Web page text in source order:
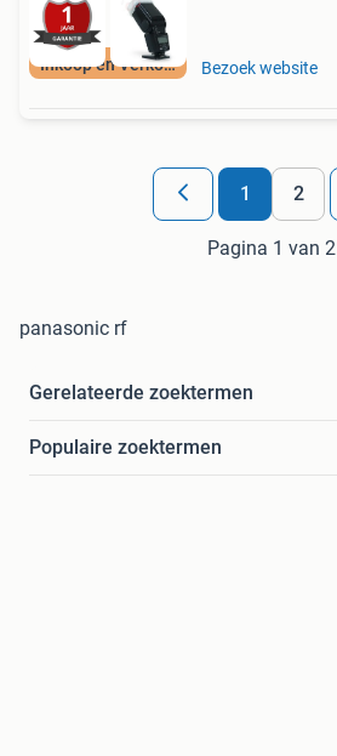
Inkoop en Verkoop Bezoek website
1 2
Pagina 1 van 2
panasonic rf
Gerelateerde zoektermen
Populaire zoektermen